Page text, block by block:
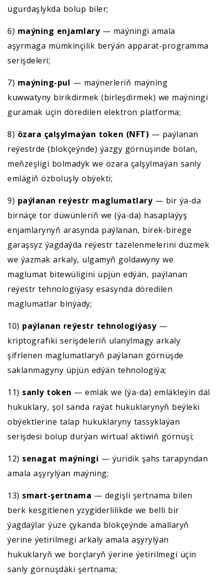
ugurdaşlykda bolup biler;
6) maýning enjamlary— maýningi amala
aşyrmaga mümkinçilik berýän apparat-programma
serişdeleri;
7) maýning-pul — maýnerleriň maýning
kuwwatyny birikdirmek (birleşdirmek) we maýningi
guramak üçin döredilen elektron platforma;
8) özara çalşylmaýan token (NFT) — paýlanan
reýestrde (blokçeýnde) ýazgy görnüşinde bolan,
meňzeşligi bolmadyk we özara çalşylmaýan sanly
emlägiň özboluşly obýekti;
9) paýlanan reýestr maglumatlary— bir ýa-da
birnäçe tor düwünleriň we (ýa-da) hasaplaýyş
enjamlarynyň arasynda paýlanan, birek-birege
garaşsyz ýagdaýda reýestr täzelenmelerini düzmek
we ýazmak arkaly, ulgamyň goldawyny we
maglumat bitewüligini üpjün edýän, paýlanan
reýestr tehnologiýasy esasynda döredilen
maglumatlar binýady;
10) paýlanan reýestr tehnologiýasy—
kriptografiki serişdeleriň ulanylmagy arkaly
şifrlenen maglumatlaryň paýlanan görnüşde
saklanmagyny üpjün edýän tehnologiýa;
11) sanly token — emläk we (ýa-da) emläkleýin däl
hukuklary, şol sanda raýat hukuklarynyň beýleki
obýektlerine talap hukuklaryny tassyklaýan
serişdesi bolup durýan wirtual aktiwiň görnüşi;
12) senagat maýningi — ýuridik şahs tarapyndan
amala aşyrylýan maýning;
13) smart-şertnama — degişli şertnama bilen
berk kesgitlenen yzygiderlilikde we belli bir
ýagdaýlar ýüze çykanda blokçeýnde amallaryň
ýerine ýetirilmegi arkaly amala aşyrylýan
hukuklaryň we borçlaryň ýerine ýetirilmegi üçin
sanly görnüşdäki şertnama;